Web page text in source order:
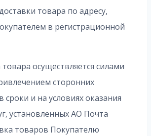
товара по адресу,
в регистрационной
осуществляется силами
сторонних
сроки и на условиях оказания
установленных АО Почта
товаров Покупателю